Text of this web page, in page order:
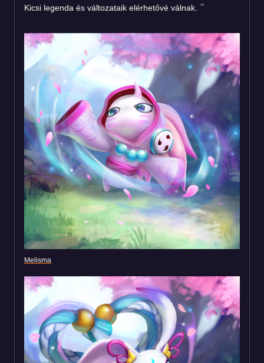
Kicsi legenda és változataik elérhetővé válnak.
Melisma